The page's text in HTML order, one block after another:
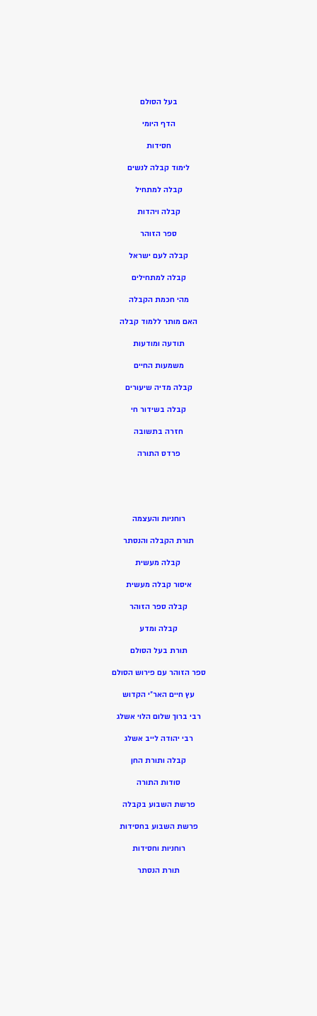
בעל הסולם
הדף היומי
חסידות
לימוד קבלה לנשים
קבלה למתחיל
קבלה ויהדות
ספר הזוהר
קבלה לעם ישראל
קבלה למתחילים
מהי חכמת הקבלה
האם מותר ללמוד קבלה
תודעה ומודעות
משמעות החיים
קבלה מדיה שיעורים
קבלה בשידור חי
חזרה בתשובה
פרדס התורה
רוחניות והעצמה
תורת הקבלה והנסתר
קבלה מעשית
איסור קבלה מעשית
קבלה ספר הזוהר
קבלה ומדע
תורת בעל הסולם
ספר הזוהר עם פירוש הסולם
עץ חיים האר”י הקדוש
רבי ברוך שלום הלוי אשלג
רבי יהודה לייב אשלג
קבלה ותורת החן
סודות התורה
פרשת השבוע בקבלה
פרשת השבוע בחסידות
רוחניות וחסידות
תורת הנסתר